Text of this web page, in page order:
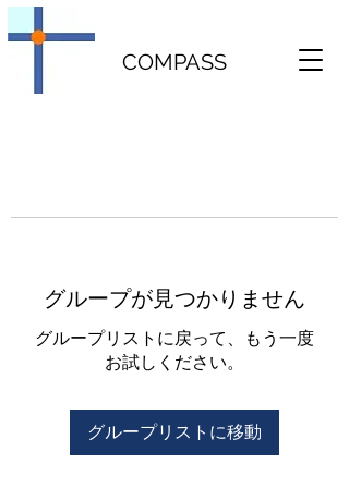
COMPASS
グループが見つかりません
グループリストに戻って、もう一度
お試しください。
グループリストに移動